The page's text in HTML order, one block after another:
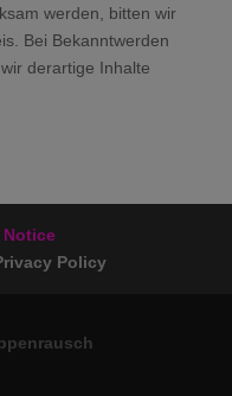
werden, bitten wir
Bei Bekanntwerden
derartige Inhalte
Notice
Policy